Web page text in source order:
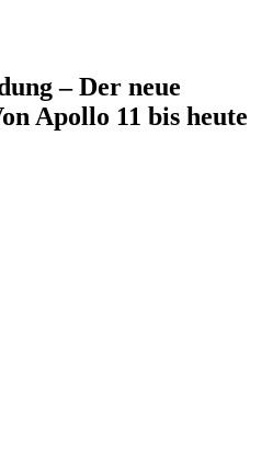
– Der neue
Apollo 11 bis heute